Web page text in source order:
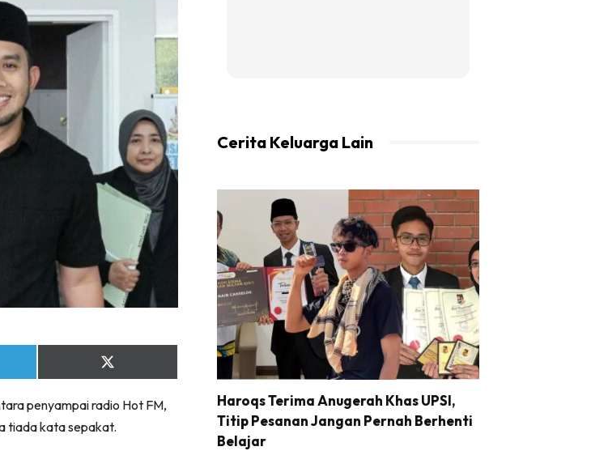
Share
on
(Twitter)
penyampai radio Hot FM,
tiada kata sepakat.
Cerita Keluarga Lain
Haroqs Terima Anugerah Khas UPSI,
Titip Pesanan Jangan Pernah Berhenti
Belajar